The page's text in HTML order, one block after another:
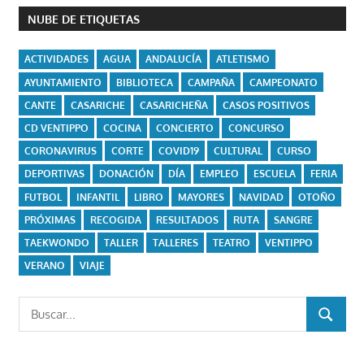
NUBE DE ETIQUETAS
ACTIVIDADES AGUA ANDALUCÍA
ATLETISMO
AYUNTAMIENTO
BIBLIOTECA CAMPAÑA
CAMPEONATO
CANTE
CASARICHE CASARICHEÑA
CASOS POSITIVOS
CD VENTIPPO
COCINA CONCIERTO
CONCURSO
CORONAVIRUS
CORTE COVID19 CULTURAL
CURSO
DEPORTIVAS
DONACIÓN DÍA EMPLEO ESCUELA
FERIA
FUTBOL
INFANTIL LIBRO MAYORES NAVIDAD
OTOÑO
PRÓXIMAS
RECOGIDA RESULTADOS RUTA
SANGRE
TAEKWONDO
TALLER TALLERES TEATRO
VENTIPPO
VERANO
VIAJE
Buscar:
BUSCAR